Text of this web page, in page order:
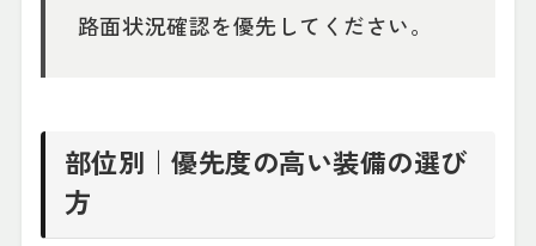
路面状況確認を優先してください。
部位別｜優先度の高い装備の選び
方